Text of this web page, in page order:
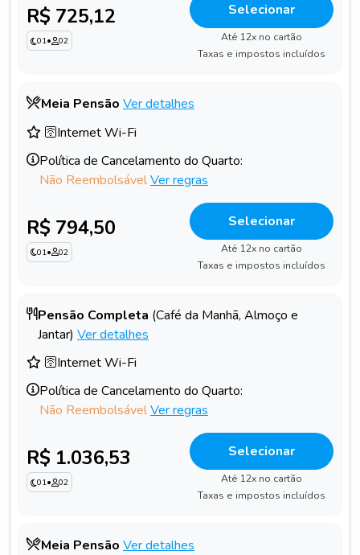
R$ 725,12
01• 02
Selecionar
Até 12x no cartão
Taxas e impostos incluídos
Meia Pensão Ver detalhes
🛜Internet Wi-Fi
Política de Cancelamento do Quarto:
Não ReembolsávelVer regras
R$ 794,50
01• 02
Selecionar
Até 12x no cartão
Taxas e impostos incluídos
Pensão Completa (Café da Manhã, Almoço e
Jantar) Ver detalhes
🛜Internet Wi-Fi
Política de Cancelamento do Quarto:
Não ReembolsávelVer regras
R$ 1.036,53
01• 02
Selecionar
Até 12x no cartão
Taxas e impostos incluídos
Meia Pensão Ver detalhes